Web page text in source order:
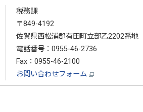
税務課
〒849-4192
佐賀県西松浦郡有田町立部乙2202番地
電話番号： 0955-46-2736
Fax：0955-46-2100
お問い合わせフォーム